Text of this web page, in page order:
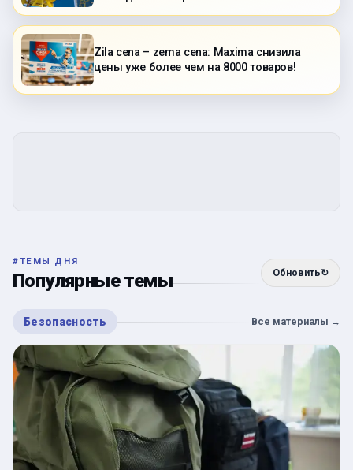
Zila cena – zema cena: Maxima снизила
цены уже более чем на 8000 товаров!
#ТЕМЫ ДНЯ
Популярные темы Обновить↻
Безопасность Все материалы →